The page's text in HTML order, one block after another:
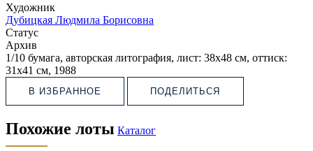
Художник
Дубицкая Людмила Борисовна
Статус
Архив
1/10 бумага, авторская литография, лист: 38х48 см, оттиск:
31х41 см, 1988
В ИЗБРАННОЕ ПОДЕЛИТЬСЯ
Похожие лоты Каталог